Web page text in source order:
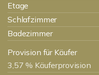
Etage
Schlafzimmer
Badezimmer
Provision für Käufer
3,57 % Käuferprovision